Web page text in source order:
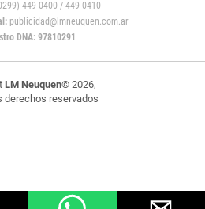
449 0400 / 449 0410
publicidad@lmneuquen.com.ar
DNA: 97810291
LM Neuquen© 2026,
derechos reservados